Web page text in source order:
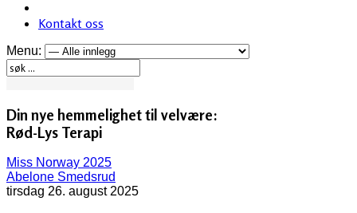
Kontakt oss
Menu:
Din nye hemmelighet til velvære:
Rød-Lys Terapi
Miss Norway 2025
Abelone Smedsrud
tirsdag 26. august 2025